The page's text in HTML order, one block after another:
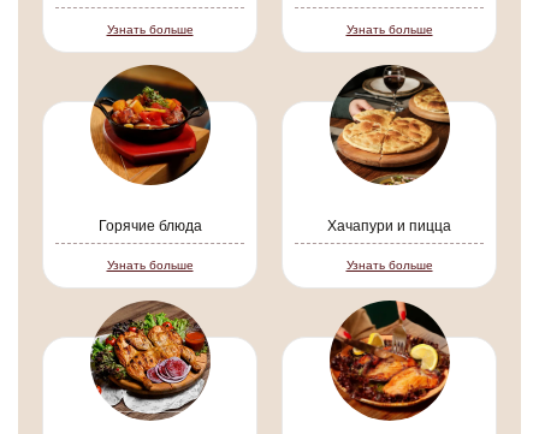
Узнать больше Узнать больше
Горячие блюда
Узнать больше
Хачапури и пицца
Узнать больше